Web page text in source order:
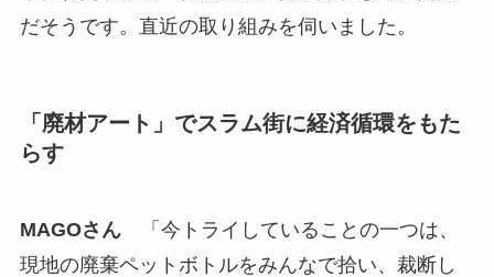
だそうです。直近の取り組みを伺いました。
「廃材アート」でスラム街に経済循環をもた
らす
MAGOさん「今トライしていることの一つは、
現地の廃棄ペットボトルをみんなで拾い、裁断し